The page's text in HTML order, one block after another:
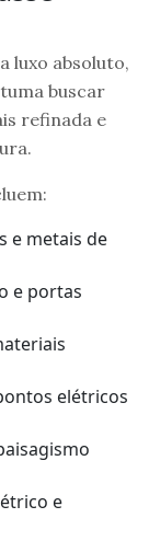
luxo absoluto,
buscar
refinada e
e metais de
e portas
elétricos
e